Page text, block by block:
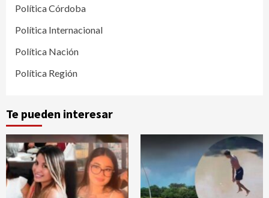
Política Córdoba
Política Internacional
Política Nación
Política Región
Te pueden interesar